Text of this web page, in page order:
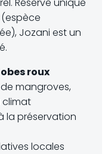
Jozani est un
roux
mangroves,
climat
la préservation
locales